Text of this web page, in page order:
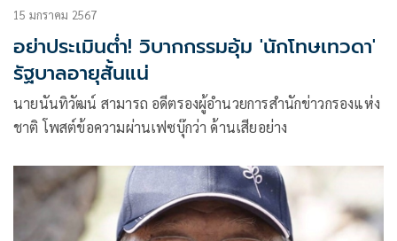
15 มกราคม 2567
อย่าประเมินต่ำ! วิบากกรรมอุ้ม 'นักโทษเทวดา'
รัฐบาลอายุสั้นแน่
นายนันทิวัฒน์ สามารถ อดีตรองผู้อำนวยการสำนักข่าวกรองแห่ง
ชาติ โพสต์ข้อความผ่านเฟซบุ๊กว่า ด้านเสียอย่าง